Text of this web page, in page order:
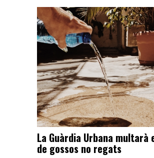
La Guàrdia Urbana multarà
de gossos no regats